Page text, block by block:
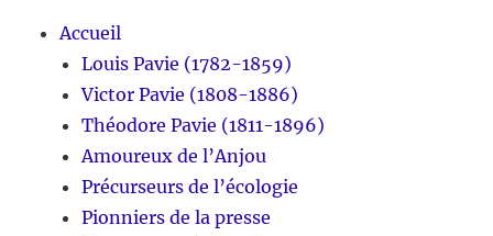
Accueil
Louis Pavie (1782-1859)
Victor Pavie (1808-1886)
Théodore Pavie (1811-1896)
Amoureux de l’Anjou
Précurseurs de l’écologie
Pionniers de la presse